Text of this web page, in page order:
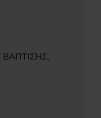
ΒΑΠΤΙΣΗΣ,